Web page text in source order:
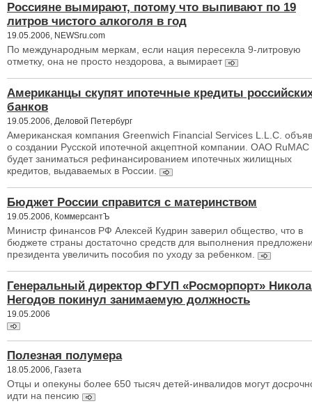
Россияне вымирают, потому что выпивают по 19
литров чистого алкоголя в год
19.05.2006, NEWSru.com
По международным меркам, если нация пересекла 9-литровую
отметку, она не просто нездорова, а вымирает
Американцы скупят ипотечные кредиты
банков
19.05.2006, Деловой Петербург
Американская компания Greenwich Financial Services L.L.C.
о создании Русской ипотечной акцептной компании. ОАО RuMAC
будет заниматься рефинансированием ипотечных жилищных
кредитов, выдаваемых в России.
Бюджет России справится с материнством
19.05.2006, КоммерсантЪ
Министр финансов РФ Алексей Кудрин заверил общество, что в
бюджете страны достаточно средств для выполнения
президента увеличить пособия по уходу за ребенком.
Генеральный директор ФГУП «Росморпорт»
Негодов покинул занимаемую должность
19.05.2006
Полезная полумера
18.05.2006, Газета
Отцы и опекуны более 650 тысяч детей-инвалидов могут
идти на пенсию